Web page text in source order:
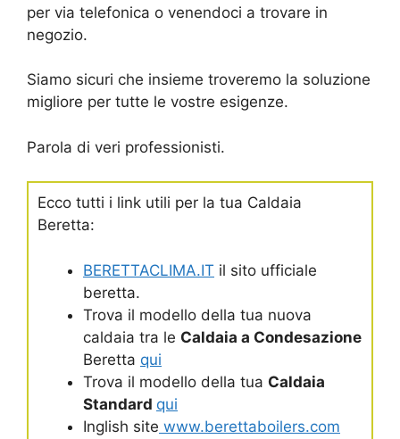
per via telefonica o venendoci a trovare in
negozio.
Siamo sicuri che insieme troveremo la soluzione
migliore per tutte le vostre esigenze.
Parola di veri professionisti.
Ecco tutti i link utili per la tua Caldaia
Beretta:
BERETTACLIMA.IT il sito ufficiale
beretta.
Trova il modello della tua nuova
caldaia tra le Caldaia a Condesazione
Beretta qui
Trova il modello della tua Caldaia
Standard qui
Inglish site www.berettaboilers.com